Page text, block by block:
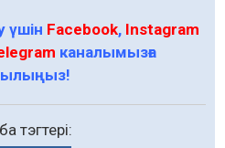
үшін Facebook, Instagram
каналымызға
тэгтері: